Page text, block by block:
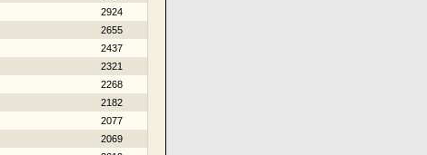
2924
2655
2437
2321
2268
2182
2077
2069